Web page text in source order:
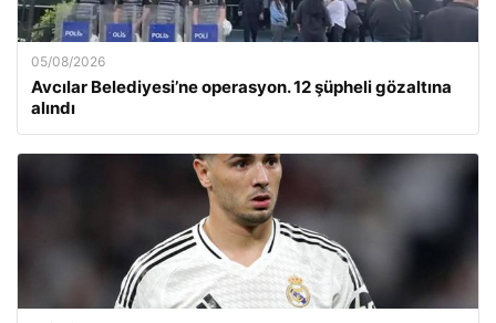
05/08/2026
Avcılar Belediyesi’ne operasyon. 12 şüpheli gözaltına
alındı